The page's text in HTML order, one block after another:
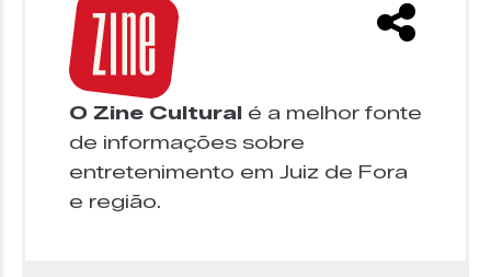
O Zine Cultural é a melhor fonte
de informações sobre
entretenimento em Juiz de Fora
e região.